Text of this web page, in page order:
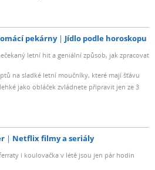
pekárny Jídlo podle horoskopu
letní hit a geniální způsob, jak zpracovat
na sladké letní moučníky, které mají šťávu
jako obláček zvládnete připravit jen ze 3
Netflix filmy a seriály
i koulovačka v létě jsou jen pár hodin